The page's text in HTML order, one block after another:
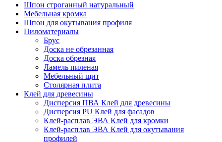
Шпон строганный натуральный
Мебельная кромка
Шпон для окутывания профиля
Пиломатериалы
Брус
Доска не обрезанная
Доска обрезная
Ламель пиленая
Мебельный щит
Столярная плита
Клей для древесины
Дисперсия ПВА Клей для древесины
Дисперсия PU Клей для фасадов
Клей-расплав ЭВА Клей для кромки
Клей-расплав ЭВА Клей для окутывания
профилей